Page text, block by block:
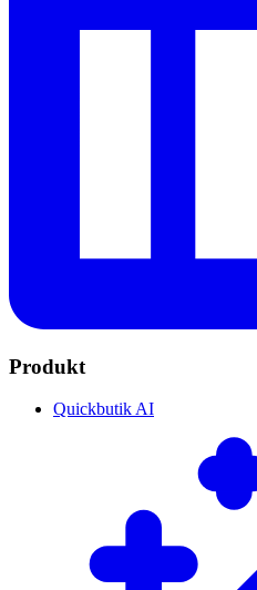
Produkt
Quickbutik AI